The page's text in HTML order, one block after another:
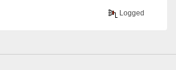
Logged